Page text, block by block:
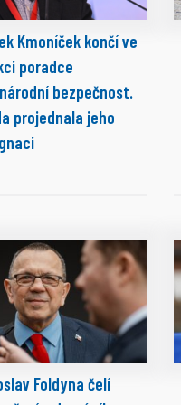
Kmoníček končí ve
poradce
bezpečnost.
projednala jeho
Foldyna čelí